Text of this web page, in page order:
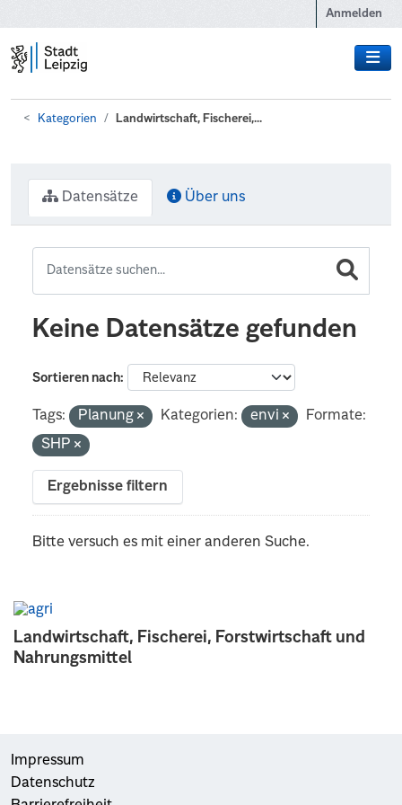
Anmelden
Kategorien Landwirtschaft, Fischerei,...
Landwirtschaft, Fischerei, Forstwirtschaft und
Nahrungsmittel
Datensätze Über uns
Keine Datensätze gefunden
Sortieren nach
Tags: Planung Kategorien: envi
Formate:
SHP
Ergebnisse filtern
Bitte versuch es mit einer anderen Suche.
Impressum
Datenschutz